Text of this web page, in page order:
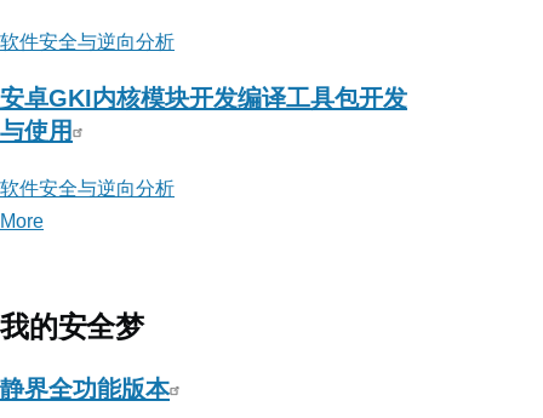
软件安全与逆向分析
安卓GKI内核模块开发编译工具包开发
与使用
软件安全与逆向分析
More
件
全
我的安全梦
静界全功能版本